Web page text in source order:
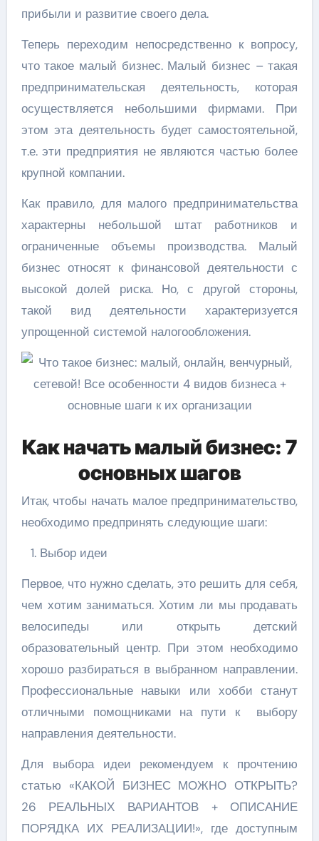
прибыли и развитие своего дела.
Теперь переходим непосредственно к вопросу,
что такое малый бизнес. Малый бизнес – такая
предпринимательская деятельность, которая
осуществляется небольшими фирмами. При
этом эта деятельность будет самостоятельной,
т.е. эти предприятия не являются частью более
крупной компании.
Как правило, для малого предпринимательства
характерны небольшой штат работников и
ограниченные объемы производства. Малый
бизнес относят к финансовой деятельности с
высокой долей риска. Но, с другой стороны,
такой вид деятельности характеризуется
упрощенной системой налогообложения.
Как начать малый бизнес: 7
основных шагов
Итак, чтобы начать малое предпринимательство,
необходимо предпринять следующие шаги:
Выбор идеи
Первое, что нужно сделать, это решить для себя,
чем хотим заниматься. Хотим ли мы продавать
велосипеды или открыть детский
образовательный центр. При этом необходимо
хорошо разбираться в выбранном направлении.
Профессиональные навыки или хобби станут
отличными помощниками на пути к выбору
направления деятельности.
Для выбора идеи рекомендуем к прочтению
статью «КАКОЙ БИЗНЕС МОЖНО ОТКРЫТЬ?
26 РЕАЛЬНЫХ ВАРИАНТОВ + ОПИСАНИЕ
ПОРЯДКА ИХ РЕАЛИЗАЦИИ!», где доступным